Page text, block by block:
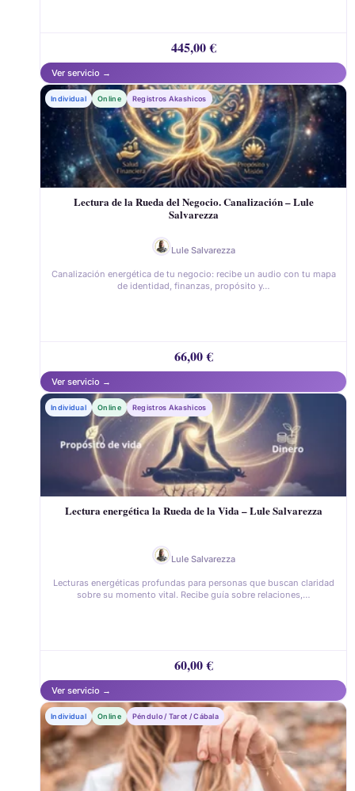
445,00€
Individual Online Registros Akashicos
Lectura de la Rueda del Negocio. Canalización – Lule
Salvarezza
Lule Salvarezza
66,00€
Canalización energética de tu negocio: recibe un audio con tu mapa
de identidad, finanzas, propósito y…
Individual Online Registros Akashicos
Lectura energética la Rueda de la Vida – Lule Salvarezza
Lule Salvarezza
60,00€
Lecturas energéticas profundas para personas que buscan claridad
sobre su momento vital. Recibe guía sobre relaciones,…
Individual Online Péndulo / Tarot / Cábala